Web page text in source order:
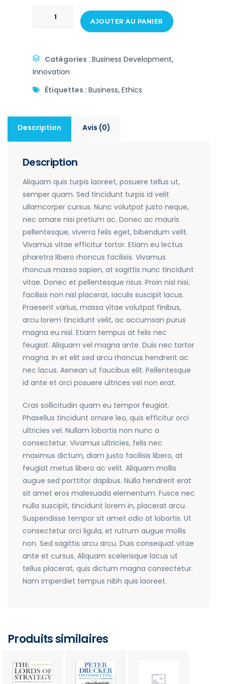
AJOUTER AU PANIER
Catégories : Business Development,
Innovation
Étiquettes : Business, Ethics
Description Avis (0)
Description
Aliquam quis turpis laoreet, posuere tellus ut,
semper quam. Sed tincidunt turpis id velit
ullamcorper cursus. Nunc volutpat justo neque,
nec ornare nisi pretium ac. Donec ac mauris
pellentesque, viverra felis eget, bibendum velit.
Vivamus vitae efficitur tortor. Etiam eu lectus
pharetra libero rhoncus facilisis. Vivamus
rhoncus massa sapien, at sagittis nunc tincidunt
vitae. Donec et pellentesque risus. Proin nisl nisi,
facilisis non nisl placerat, iaculis suscipit lacus.
Praesent varius, massa vitae volutpat finibus,
arcu lorem tincidunt velit, ac accumsan purus
magna eu nisl. Etiam tempus at felis nec
feugiat. Aliquam vel magna ante. Duis nec tortor
magna. In et elit sed arcu rhoncus hendrerit ac
nec lacus. Aenean ut faucibus elit. Pellentesque
id ante et orci posuere ultrices vel non erat.
Cras sollicitudin quam eu tempor feugiat.
Phasellus tincidunt ornare leo, quis efficitur orci
ultricies vel. Nullam lobortis non nunc a
consectetur. Vivamus ultricies, felis nec
maximus dictum, diam justo facilisis libero, at
feugiat metus libero ac velit. Aliquam mollis
augue sed porttitor dapibus. Nulla hendrerit erat
sit amet eros malesuada elementum. Fusce nec
nulla suscipit, tincidunt lorem in, placerat arcu.
Suspendisse tempor sit amet odio at lobortis. Ut
consectetur orci ligula, et rutrum augue mollis
non. Sed sagittis arcu arcu. Duis consequat vitae
ante et cursus. Aliquam scelerisque lacus ut
tellus placerat, quis dictum magna consectetur.
Nam imperdiet tempus nibh quis laoreet.
Produits similaires